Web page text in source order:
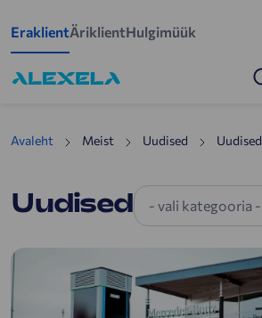
EraklientÄriklientHulgimüük
Avaleht Meist Uudised Uudised
Uudised - vali kategooria -